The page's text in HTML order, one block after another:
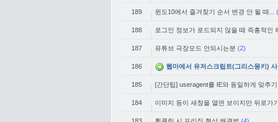
189 윈도10에서 즐겨찾기 순서 변경 안 될 때...
188 로그인 정보가 로드되지 않을 때 즉흥적인
187 유튜브 극장모드 안되시는분 (2)
186 웹마에서 유저스크립트(그리스몽키)
185 [간단팁] useragent를 IE와 동일하게 맞추기
184 이미지 등이 새창을 열면 보이지만 뒤로가